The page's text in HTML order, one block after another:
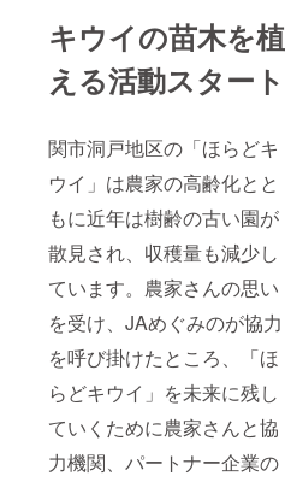
キウイの苗木を植
える活動スタート
関市洞戸地区の「ほらどキ
ウイ」は農家の高齢化とと
もに近年は樹齢の古い園が
散見され、収穫量も減少し
ています。農家さんの思い
を受け、JAめぐみのが協力
を呼び掛けたところ、「ほ
らどキウイ」を未来に残し
ていくために農家さんと協
力機関、パートナー企業の